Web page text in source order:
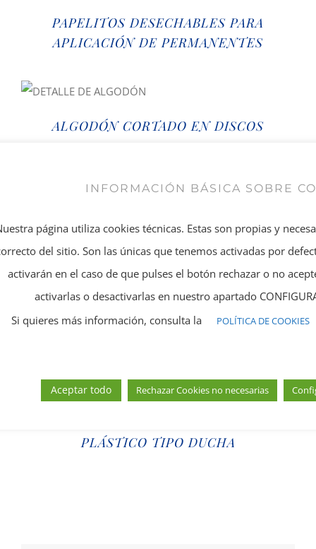
PAPELITOS DESECHABLES PARA
APLICACIÓN DE PERMANENTES
ALGODÓN CORTADO EN DISCOS
POLVOS DE TALCO
FILM OSMÓTICO
PLÁSTICO TIPO DUCHA
INFORMACIÓN BÁSICA SOBRE
página utiliza cookies técnicas. Estas son propias y
del sitio. Son las únicas que tenemos activadas por
activarán en el caso de que pulses el botón rechazar o no
activarlas o desactivarlas en nuestro apartado
Si quieres más información, consulta la
POLÍTICA DE COOKIES
Aceptar todo Rechazar Cookies no necesarias